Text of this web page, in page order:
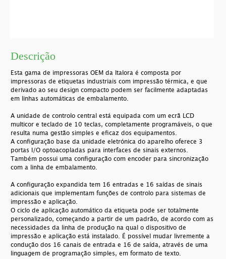
Descrição
Esta gama de impressoras OEM da Italora é composta por
impressoras de etiquetas industriais com impressão térmica, e que
derivado ao seu design compacto podem ser facilmente adaptadas
em linhas automáticas de embalamento.
A unidade de controlo central está equipada com um ecrã LCD
multicor e teclado de 10 teclas, completamente programáveis, o que
resulta numa gestão simples e eficaz dos equipamentos.
A configuração base da unidade eletrónica do aparelho oferece 3
portas I/O optoacopladas para interfaces de sinais externos.
Também possui uma configuração com encoder para sincronização
com a linha de embalamento.
A configuração expandida tem 16 entradas e 16 saídas de sinais
adicionais que implementam funções de controlo para sistemas de
impressão e aplicação.
O ciclo de aplicação automático da etiqueta pode ser totalmente
personalizado, começando a partir de um padrão, de acordo com as
necessidades da linha de produção na qual o dispositivo de
impressão e aplicação está instalado. É possível mudar livremente a
condução dos 16 canais de entrada e 16 de saída, através de uma
linguagem de programação simples, em formato de texto.